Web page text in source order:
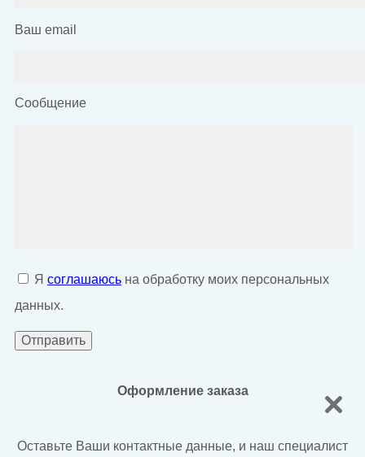
Ваш email
Сообщение
Я соглашаюсь на обработку моих персональных
данных.
Оформление заказа
Оставьте Ваши контактные данные, и наш специалист